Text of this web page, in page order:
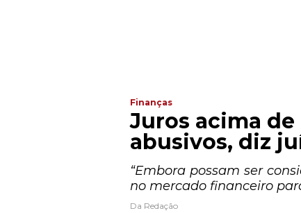
Finanças
Juros acima de
abusivos, diz
“Embora possam ser
no mercado financeiro
Da Redação